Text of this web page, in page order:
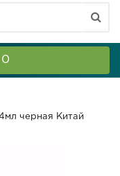
0
черная Китай